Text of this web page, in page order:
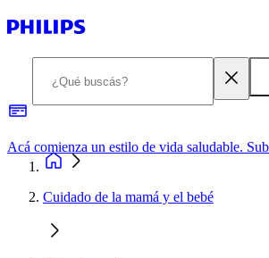
Cuidado de la mamá y el bebé